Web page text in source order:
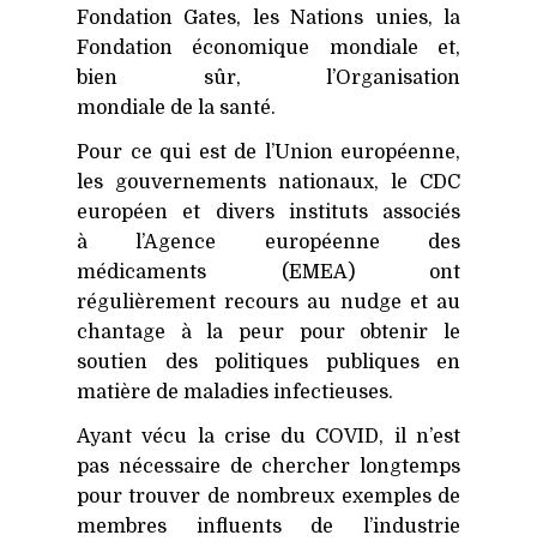
Fondation Gates, les Nations unies, la
Fondation économique mondiale et,
bien sûr, l’Organisation
mondiale de la santé.
Pour ce qui est de l’Union européenne,
les gouvernements nationaux, le CDC
européen et divers instituts associés
à l’Agence européenne des
médicaments (EMEA) ont
régulièrement recours au nudge et au
chantage à la peur pour obtenir le
soutien des politiques publiques en
matière de maladies infectieuses.
Ayant vécu la crise du COVID, il n’est
pas nécessaire de chercher longtemps
pour trouver de nombreux exemples de
membres influents de l’industrie